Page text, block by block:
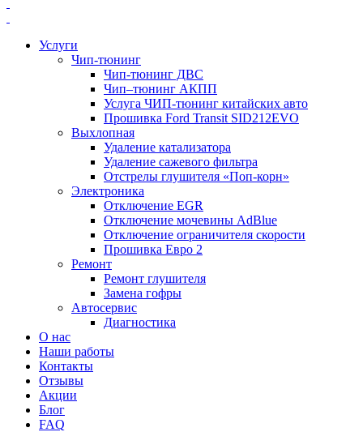
Услуги
Чип-тюнинг
Чип-тюнинг ДВС
Чип–тюнинг АКПП
Услуга ЧИП-тюнинг китайских авто
Прошивка Ford Transit SID212EVO
Выхлопная
Удаление катализатора
Удаление сажевого фильтра
Отстрелы глушителя «Поп-корн»
Электроника
Отключение EGR
Отключение мочевины AdBlue
Отключение ограничителя скорости
Прошивка Евро 2
Ремонт
Ремонт глушителя
Замена гофры
Автосервис
Диагностика
О нас
Наши работы
Контакты
Отзывы
Акции
Блог
FAQ